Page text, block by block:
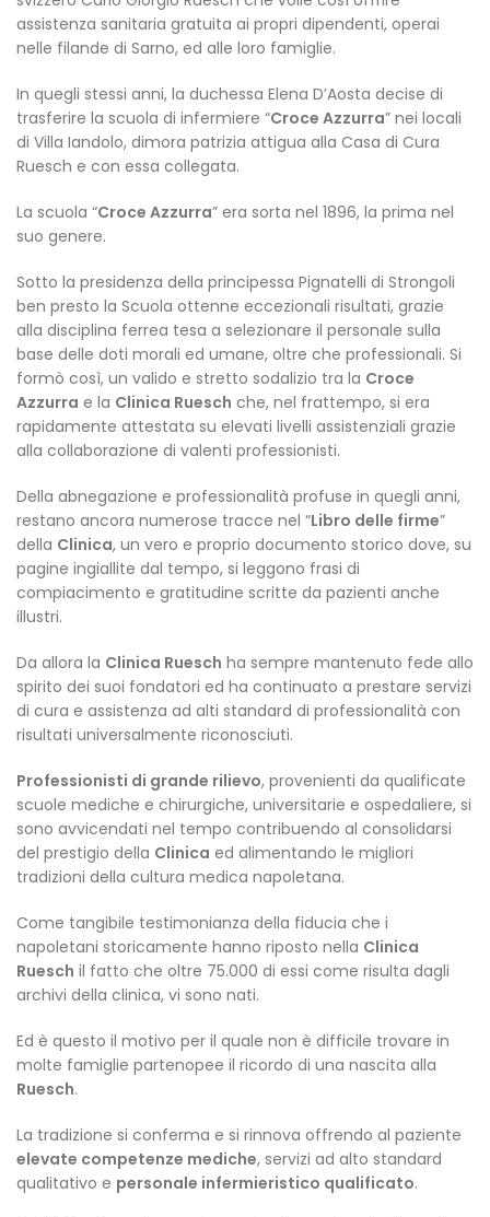
assistenza sanitaria gratuita ai propri dipendenti, operai
nelle filande di Sarno, ed alle loro famiglie.
In quegli stessi anni, la duchessa Elena D’Aosta decise di
trasferire la scuola di infermiere “Croce Azzurra” nei locali
di Villa Iandolo, dimora patrizia attigua alla Casa di Cura
Ruesch e con essa collegata.
La scuola “Croce Azzurra” era sorta nel 1896, la prima nel
suo genere.
Sotto la presidenza della principessa Pignatelli di Strongoli
ben presto la Scuola ottenne eccezionali risultati, grazie
alla disciplina ferrea tesa a selezionare il personale sulla
base delle doti morali ed umane, oltre che professionali. Si
formò così, un valido e stretto sodalizio tra la Croce
Azzurra e la Clinica Ruesch che, nel frattempo, si era
rapidamente attestata su elevati livelli assistenziali grazie
alla collaborazione di valenti professionisti.
Della abnegazione e professionalità profuse in quegli anni,
restano ancora numerose tracce nel “Libro delle firme”
della Clinica, un vero e proprio documento storico dove, su
pagine ingiallite dal tempo, si leggono frasi di
compiacimento e gratitudine scritte da pazienti anche
illustri.
Da allora la Clinica Ruesch ha sempre mantenuto fede allo
spirito dei suoi fondatori ed ha continuato a prestare servizi
di cura e assistenza ad alti standard di professionalità con
risultati universalmente riconosciuti.
Professionisti di grande rilievo, provenienti da qualificate
scuole mediche e chirurgiche, universitarie e ospedaliere, si
sono avvicendati nel tempo contribuendo al consolidarsi
del prestigio della Clinica ed alimentando le migliori
tradizioni della cultura medica napoletana.
Come tangibile testimonianza della fiducia che i
napoletani storicamente hanno riposto nella Clinica
Ruesch il fatto che oltre 75.000 di essi come risulta dagli
archivi della clinica, vi sono nati.
Ed è questo il motivo per il quale non è difficile trovare in
molte famiglie partenopee il ricordo di una nascita alla
Ruesch.
La tradizione si conferma e si rinnova offrendo al paziente
elevate competenze mediche, servizi ad alto standard
qualitativo e personale infermieristico qualificato.